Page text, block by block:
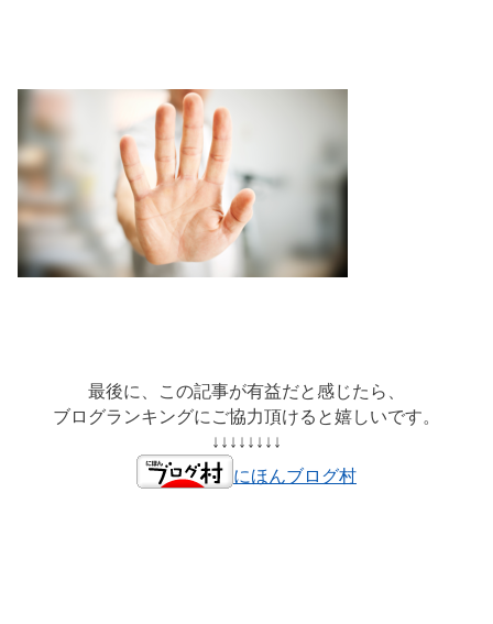
最後に、この記事が有益だと感じたら、
ブログランキングにご協力頂けると嬉しいです。
↓↓↓↓↓↓↓↓
にほんブログ村